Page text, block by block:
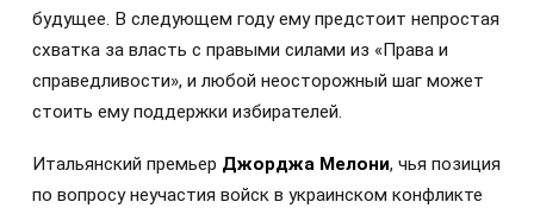
будущее. В следующем году ему предстоит непростая
схватка за власть с правыми силами из «Права и
справедливости», и любой неосторожный шаг может
стоить ему поддержки избирателей.
Итальянский премьер Джорджа Мелони, чья позиция
по вопросу неучастия войск в украинском конфликте